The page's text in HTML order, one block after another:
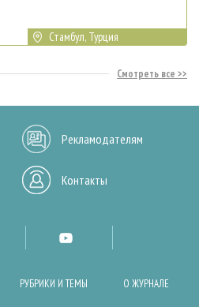
Стамбул, Турция
Смотреть все
Рекламодателям
Контакты
РУБРИКИ И ТЕМЫ О ЖУРНАЛЕ